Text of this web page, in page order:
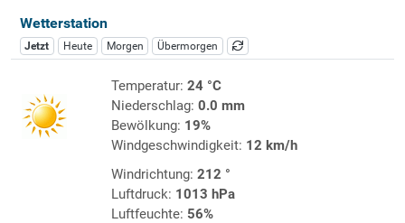
Wetterstation
Jetzt Heute Morgen Übermorgen
Temperatur: 24 °C
Niederschlag: 0.0 mm
Bewölkung: 19%
Windgeschwindigkeit: 12 km/h
Windrichtung: 212 °
Luftdruck: 1013 hPa
Luftfeuchte: 56%